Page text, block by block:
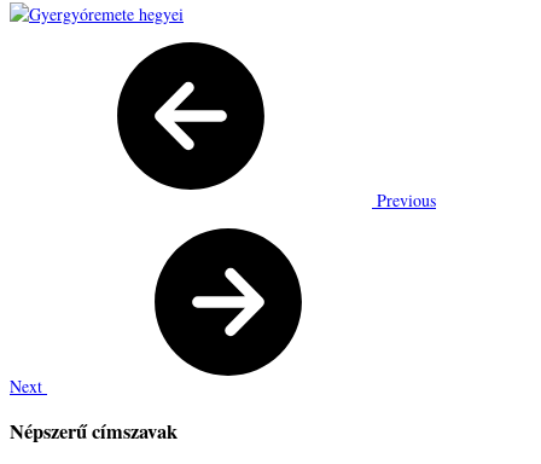
Previous
Next
Népszerű címszavak